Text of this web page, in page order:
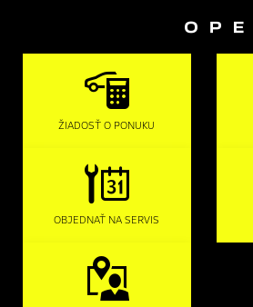

ŽIADOSŤ O PONUKU
OBJEDNAŤ NA SERVIS